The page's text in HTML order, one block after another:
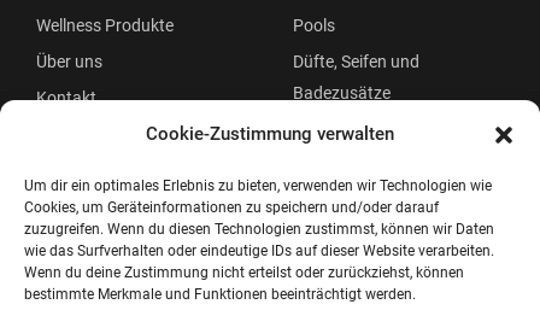
Cookie-Zustimmung verwalten
Um dir ein optimales Erlebnis zu bieten, verwenden wir Technologien wie
Cookies, um Geräteinformationen zu speichern und/oder darauf
zuzugreifen. Wenn du diesen Technologien zustimmst, können wir Daten
wie das Surfverhalten oder eindeutige IDs auf dieser Website verarbeiten.
Wenn du deine Zustimmung nicht erteilst oder zurückziehst, können
bestimmte Merkmale und Funktionen beeinträchtigt werden.
Wellness Produkte
Über uns
Kontakt
Pools
Düfte, Seifen und
Badezusätze
Beauty